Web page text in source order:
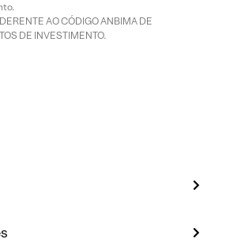
AO CÓDIGO ANBIMA DE
DE INVESTIMENTO.